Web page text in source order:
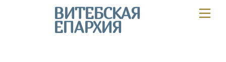
ВИТЕБСКАЯ
ЕПАРХИЯ